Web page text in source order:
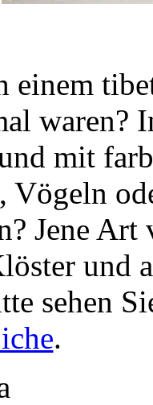
einem
waren?
mit
Vögeln
Jene
und
sehen
.